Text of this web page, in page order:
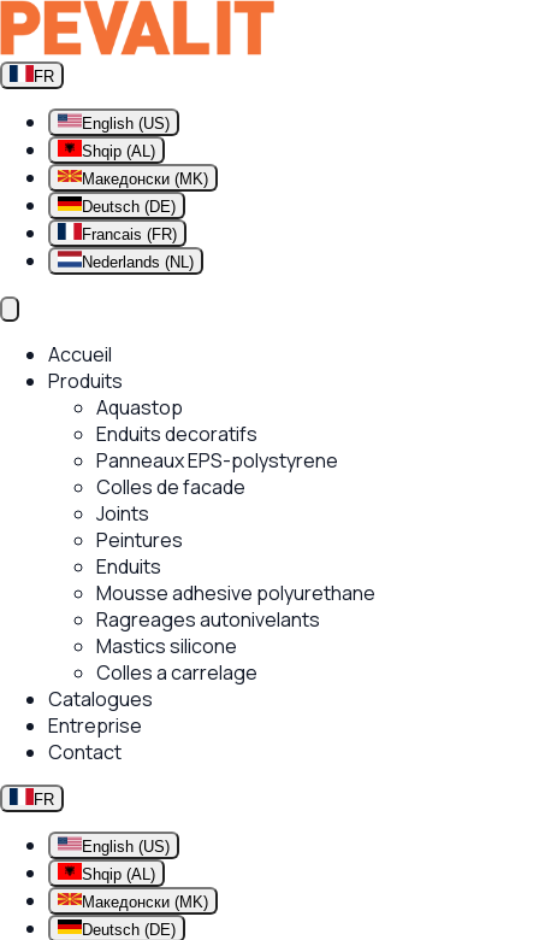
FR
English (US)
Shqip (AL)
Македонски (MK)
Deutsch (DE)
Francais (FR)
Nederlands (NL)
Accueil
Produits
Aquastop
Enduits decoratifs
Panneaux EPS-polystyrene
Colles de facade
Joints
Peintures
Enduits
Mousse adhesive polyurethane
Ragreages autonivelants
Mastics silicone
Colles a carrelage
Catalogues
Entreprise
Contact
FR
English (US)
Shqip (AL)
Македонски (MK)
Deutsch (DE)